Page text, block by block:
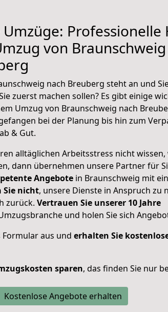
Professionelle
von Braunschweig
nach Breuberg steht an und
zuerst machen sollen? Es gibt einige
Umzug von Braunschweig nach
bei der Planung bis hin zum
& Gut.
alltäglichen Arbeitsstress nicht wissen,
dann übernehmen unsere Partner für
Angebote in Braunschweig mit
Sie nicht, unsere Dienste in Anspruch zu
zurück. Vertrauen Sie unserer 10 Jahre
und holen Sie sich
Formular aus und erhalten Sie
sparen, das finden Sie nur
Kostenlose Angebote erhalten